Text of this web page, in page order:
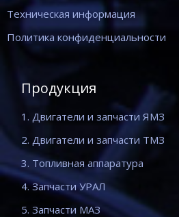
Техническая информация
Политика конфиденциальности
Продукция
1. Двигатели и запчасти ЯМЗ
2. Двигатели и запчасти ТМЗ
3. Топливная аппаратура
4. Запчасти УРАЛ
5. Запчасти МАЗ